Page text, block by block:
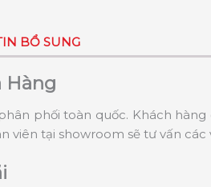
BỔ SUNG
Hàng
phối toàn quốc. Khách
viên tại showroom sẽ tư vấn